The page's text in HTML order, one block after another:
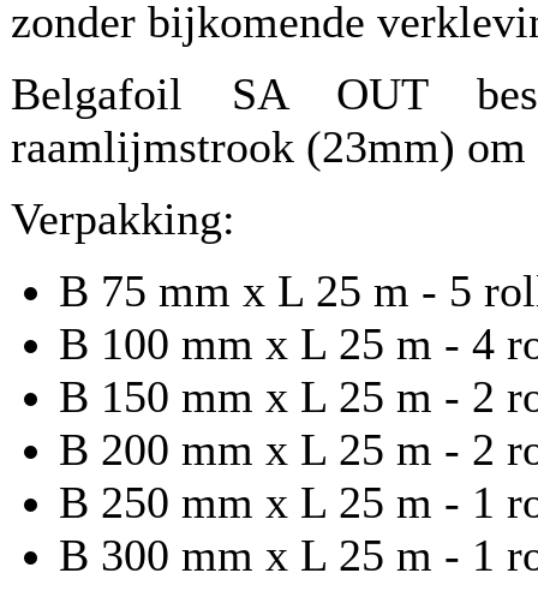
zonder bijkomende
Belgafoil SA OUT
raamlijmstrook (23mm)
Verpakking:
B 75 mm x L 25 m - 5
B 100 mm x L 25 m - 4
B 150 mm x L 25 m - 2
B 200 mm x L 25 m - 2
B 250 mm x L 25 m - 1
B 300 mm x L 25 m - 1